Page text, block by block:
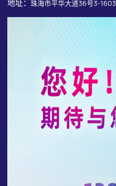
地址： 珠海市平华大道36号3-1603